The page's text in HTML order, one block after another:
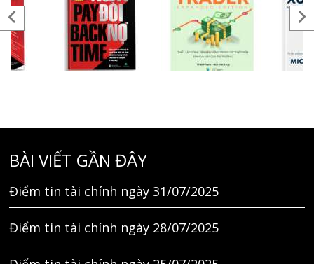
BÀI VIẾT GẦN ĐÂY
Điểm tin tài chính ngày 31/07/2025
Điểm tin tài chính ngày 28/07/2025